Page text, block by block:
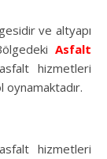
ve altyapı
Asfalt
hizmetleri
oynamaktadır.
hizmetleri